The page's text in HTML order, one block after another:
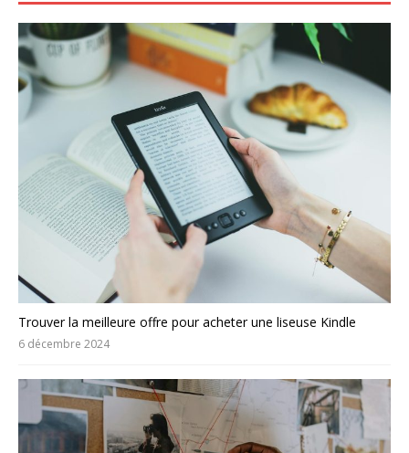
Trouver la meilleure offre pour acheter une liseuse Kindle
6 décembre 2024